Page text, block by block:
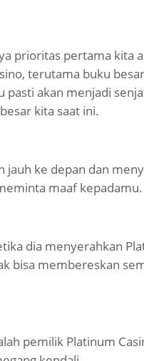
prioritas pertama kita
terutama buku
pasti akan menjadi
kita saat ini.
jauh ke depan dan
maaf kepadamu.
dia menyerahkan
bisa membereskan
pemilik Platinum